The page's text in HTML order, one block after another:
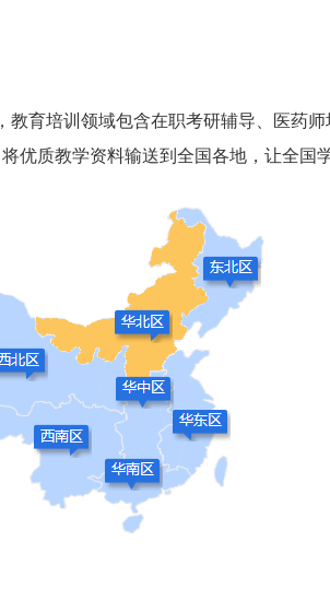
育培训领域包含在职考研辅导、医药
质教学资料输送到全国各地，让全国